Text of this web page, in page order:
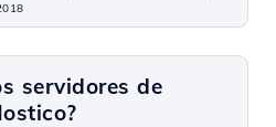
servidores de